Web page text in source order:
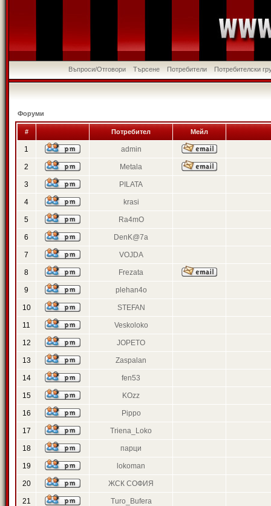
Въпроси/Отговори Търсене Потребители Потребителски
Форуми
# Потребител Мейл
1 admin
2 Metala
3 PILATA
4 krasi
5 Ra4mO
6 DenK@7a
7 VOJDA
8 Frezata
9 plehan4o
10 STEFAN
11 Veskoloko
12 JOPETO
13 Zaspalan
14 fen53
15 KOzz
16 Pippo
17 Triena_Loko
18 парци
19 lokoman
20 ЖСК СОФИЯ
21 Turo_Bufera